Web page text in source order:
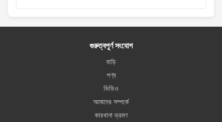
গুরুত্বপূর্ণ সংযোগ
বাড়ি
পণ্য
ভিডিও
আমাদের সম্পর্কে
কারখানা ভ্রমণ